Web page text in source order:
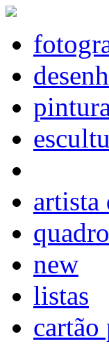
artista
new
listas
cartão